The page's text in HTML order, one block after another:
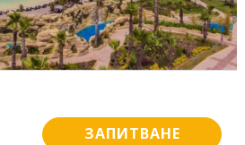
ЗАПИТВАНЕ